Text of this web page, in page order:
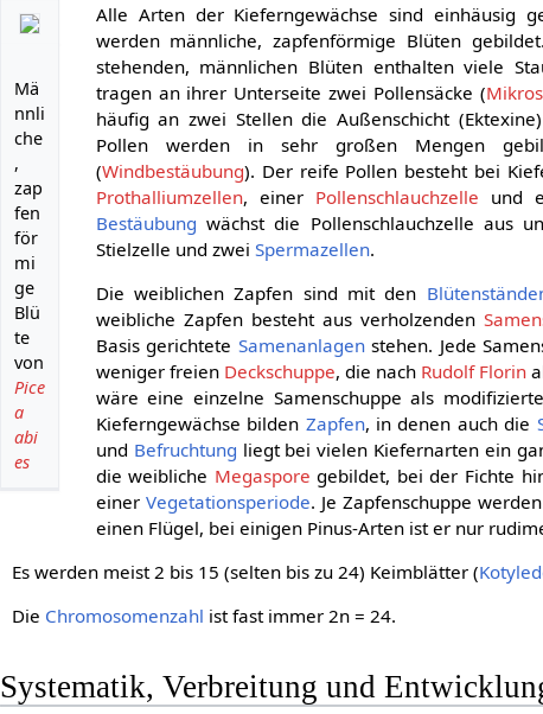
Mä
nnli
che
,
zap
fen
för
mi
ge
Blü
te
von
Pice
a
abi
es
Alle Arten der Kieferngewächse sind einhäusig
werden männliche, zapfenförmige Blüten
stehenden, männlichen Blüten enthalten viele
tragen an ihrer Unterseite zwei Pollensäcke (
häufig an zwei Stellen die Außenschicht
Pollen werden in sehr großen Mengen
(Windbestäubung). Der reife Pollen besteht bei
Prothalliumzellen, einer Pollenschlauchzelle und
Bestäubung wächst die Pollenschlauchzelle aus
Stielzelle und zwei Spermazellen.
Die weiblichen Zapfen sind mit den
weibliche Zapfen besteht aus verholzenden
Basis gerichtete Samenanlagenstehen. Jede
weniger freien Deckschuppe, die nach Rudolf Florin
wäre eine einzelne Samenschuppe als
Kieferngewächse bilden Zapfen, in denen auch die
und Befruchtung liegt bei vielen Kiefernarten ein
die weibliche Megaspore gebildet, bei der Fichte
einer Vegetationsperiode. Je Zapfenschuppe
einen Flügel, bei einigen Pinus-Arten ist er nur
Es werden meist 2 bis 15 (selten bis zu 24) Keimblätter (
Die Chromosomenzahl ist fast immer 2n = 24.
Systematik, Verbreitung und